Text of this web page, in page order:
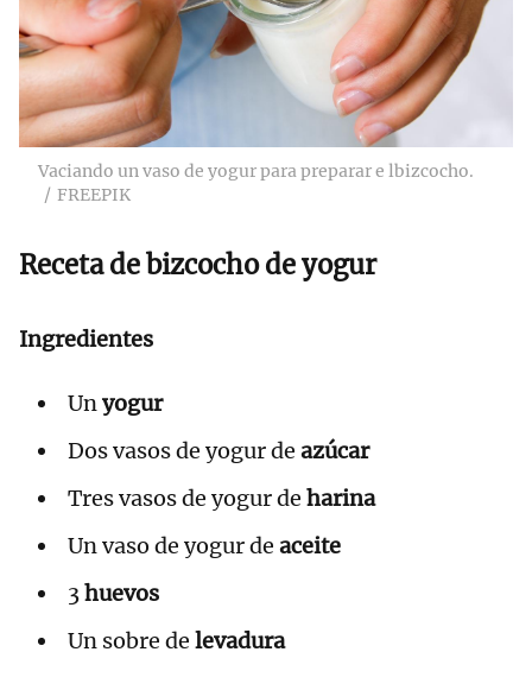
Vaciando un vaso de yogur para preparar e lbizcocho.
FREEPIK
Receta de bizcocho de yogur
Ingredientes
Unyogur
Dos vasos de yogur de azúcar
Tres vasos de yogur de harina
Un vaso de yogur de aceite
3huevos
Un sobre de levadura